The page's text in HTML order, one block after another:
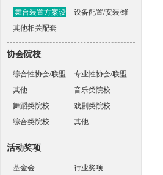
舞台装置方案设
计
设备配置/安装/维
其他相关配套
协会院校
综合性协会/联盟
专业性协会/联盟
其他
音乐类院校
舞蹈类院校
戏剧类院校
综合类院校
其他
活动奖项
基金会
行业奖项